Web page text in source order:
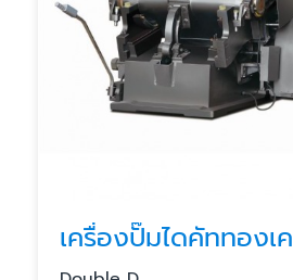
เครื่องปั๊มไดคัททองเค